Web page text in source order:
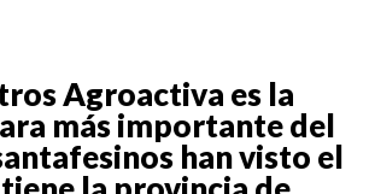
Agroactiva es la
más importante del
han visto el